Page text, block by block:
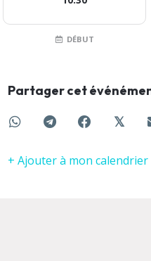
DÉBUT
Partager cet
𝕏
+ Ajouter à mon calendrier